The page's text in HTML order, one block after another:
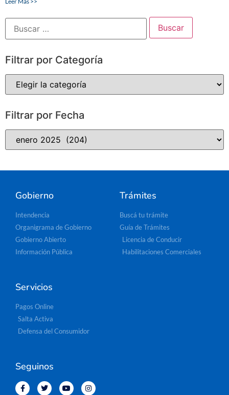
Filtrar por Categoría
Filtrar por Fecha
Gobierno
Intendencia
Organigrama de Gobierno
Gobierno Abierto
Información Pública
Trámites
Buscá tu trámite
Guía de Trámites
Licencia de Conducir
Habilitaciones Comerciales
Servicios
Pagos Online
Salta Activa
Defensa del Consumidor
Seguinos